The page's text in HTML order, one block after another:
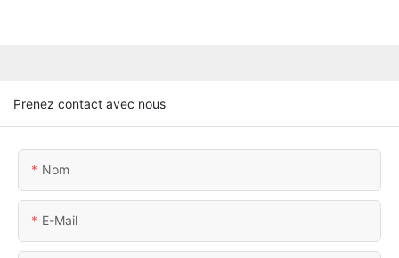
Prenez contact avec nous
Nom
E-Mail